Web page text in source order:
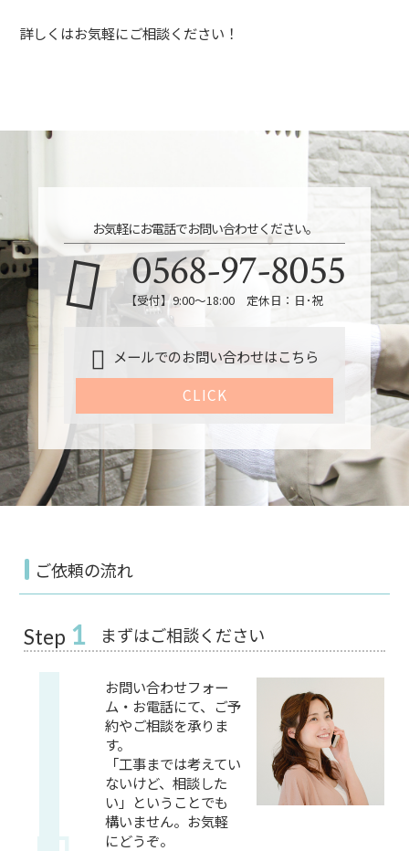
詳しくはお気軽にご相談ください！
お気軽にお電話でお問い合わせください。
0568-97-8055
【受付】9:00～18:00 定休日：日･祝
メールでのお問い合わせはこちら
CLICK
ご依頼の流れ
Step 1 まずはご相談ください
お問い合わせフォー
ム・お電話にて、ご予
約やご相談を承りま
す。
「工事までは考えてい
ないけど、相談した
い」ということでも
構いません。お気軽
にどうぞ。